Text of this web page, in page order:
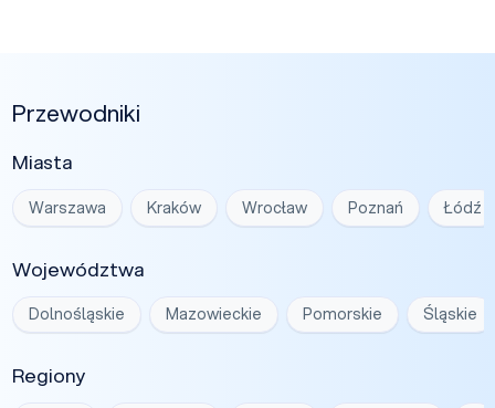
Przewodniki
Miasta
Warszawa Kraków Wrocław Poznań Łódź
Województwa
Dolnośląskie Mazowieckie Pomorskie Śląskie
Regiony